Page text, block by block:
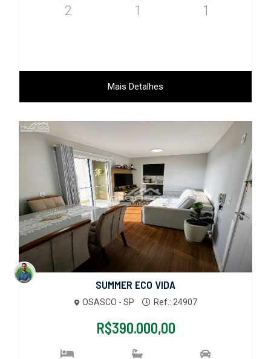
2 1 1
Mais Detalhes
SUMMER ECO VIDA
OSASCO - SP Ref.: 24907
R$390.000,00